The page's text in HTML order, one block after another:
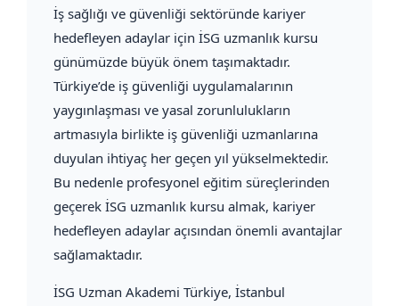
İş sağlığı ve güvenliği sektöründe kariyer
hedefleyen adaylar için İSG uzmanlık kursu
günümüzde büyük önem taşımaktadır.
Türkiye’de iş güvenliği uygulamalarının
yaygınlaşması ve yasal zorunlulukların
artmasıyla birlikte iş güvenliği uzmanlarına
duyulan ihtiyaç her geçen yıl yükselmektedir.
Bu nedenle profesyonel eğitim süreçlerinden
geçerek İSG uzmanlık kursu almak, kariyer
hedefleyen adaylar açısından önemli avantajlar
sağlamaktadır.
İSG Uzman Akademi Türkiye, İstanbul